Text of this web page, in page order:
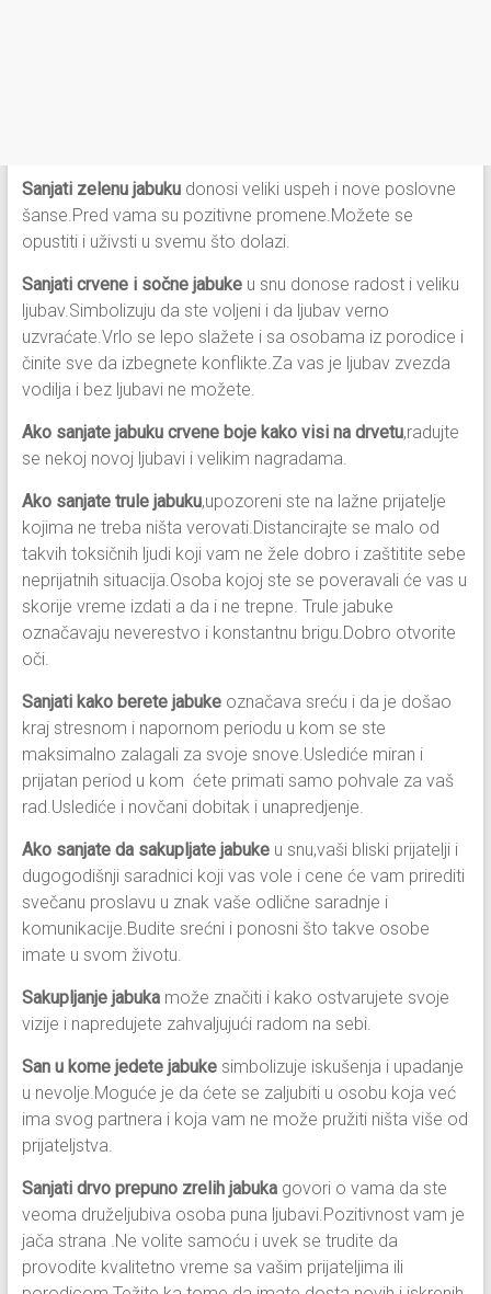
Sanjati zelenu jabukudonosi veliki uspeh i nove poslovne
šanse.Pred vama su pozitivne promene.Možete se
opustiti i uživsti u svemu što dolazi.
Sanjati crvene i sočne jabukeu snu donose radost i veliku
ljubav.Simbolizuju da ste voljeni i da ljubav verno
uzvraćate.Vrlo se lepo slažete i sa osobama iz porodice i
činite sve da izbegnete konflikte.Za vas je ljubav zvezda
vodilja i bez ljubavi ne možete.
Ako sanjate jabuku crvene boje kako visi na drvetu,radujte
se nekoj novoj ljubavi i velikim nagradama.
Ako sanjate trule jabuku,upozoreni ste na lažne prijatelje
kojima ne treba ništa verovati.Distancirajte se malo od
takvih toksičnih ljudi koji vam ne žele dobro i zaštitite sebe
neprijatnih situacija.Osoba kojoj ste se poveravali će vas u
skorije vreme izdati a da i ne trepne. Trule jabuke
označavaju neverestvo i konstantnu brigu.Dobro otvorite
oči.
Sanjati kako berete jabukeoznačava sreću i da je došao
kraj stresnom i napornom periodu u kom se ste
maksimalno zalagali za svoje snove.Uslediće miran i
prijatan period u kom ćete primati samo pohvale za vaš
rad.Uslediće i novčani dobitak i unapredjenje.
Ako sanjate da sakupljate jabukeu snu,vaši bliski prijatelji i
dugogodišnji saradnici koji vas vole i cene će vam prirediti
svečanu proslavu u znak vaše odlične saradnje i
komunikacije.Budite srećni i ponosni što takve osobe
imate u svom životu.
Sakupljanje jabukamože značiti i kako ostvarujete svoje
vizije i napredujete zahvaljujući radom na sebi.
San u kome jedete jabukesimbolizuje iskušenja i upadanje
u nevolje.Moguće je da ćete se zaljubiti u osobu koja već
ima svog partnera i koja vam ne može pružiti ništa više od
prijateljstva.
Sanjati drvo prepuno zrelih jabukagovori o vama da ste
veoma druželjubiva osoba puna ljubavi.Pozitivnost vam je
jača strana .Ne volite samoću i uvek se trudite da
provodite kvalitetno vreme sa vašim prijateljima ili